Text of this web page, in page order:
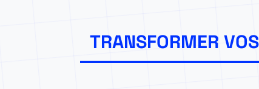
TRANSFORMER